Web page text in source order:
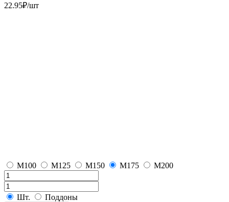
22.95₽/шт
М100 М125 М150 М175 М200
Шт. Поддоны